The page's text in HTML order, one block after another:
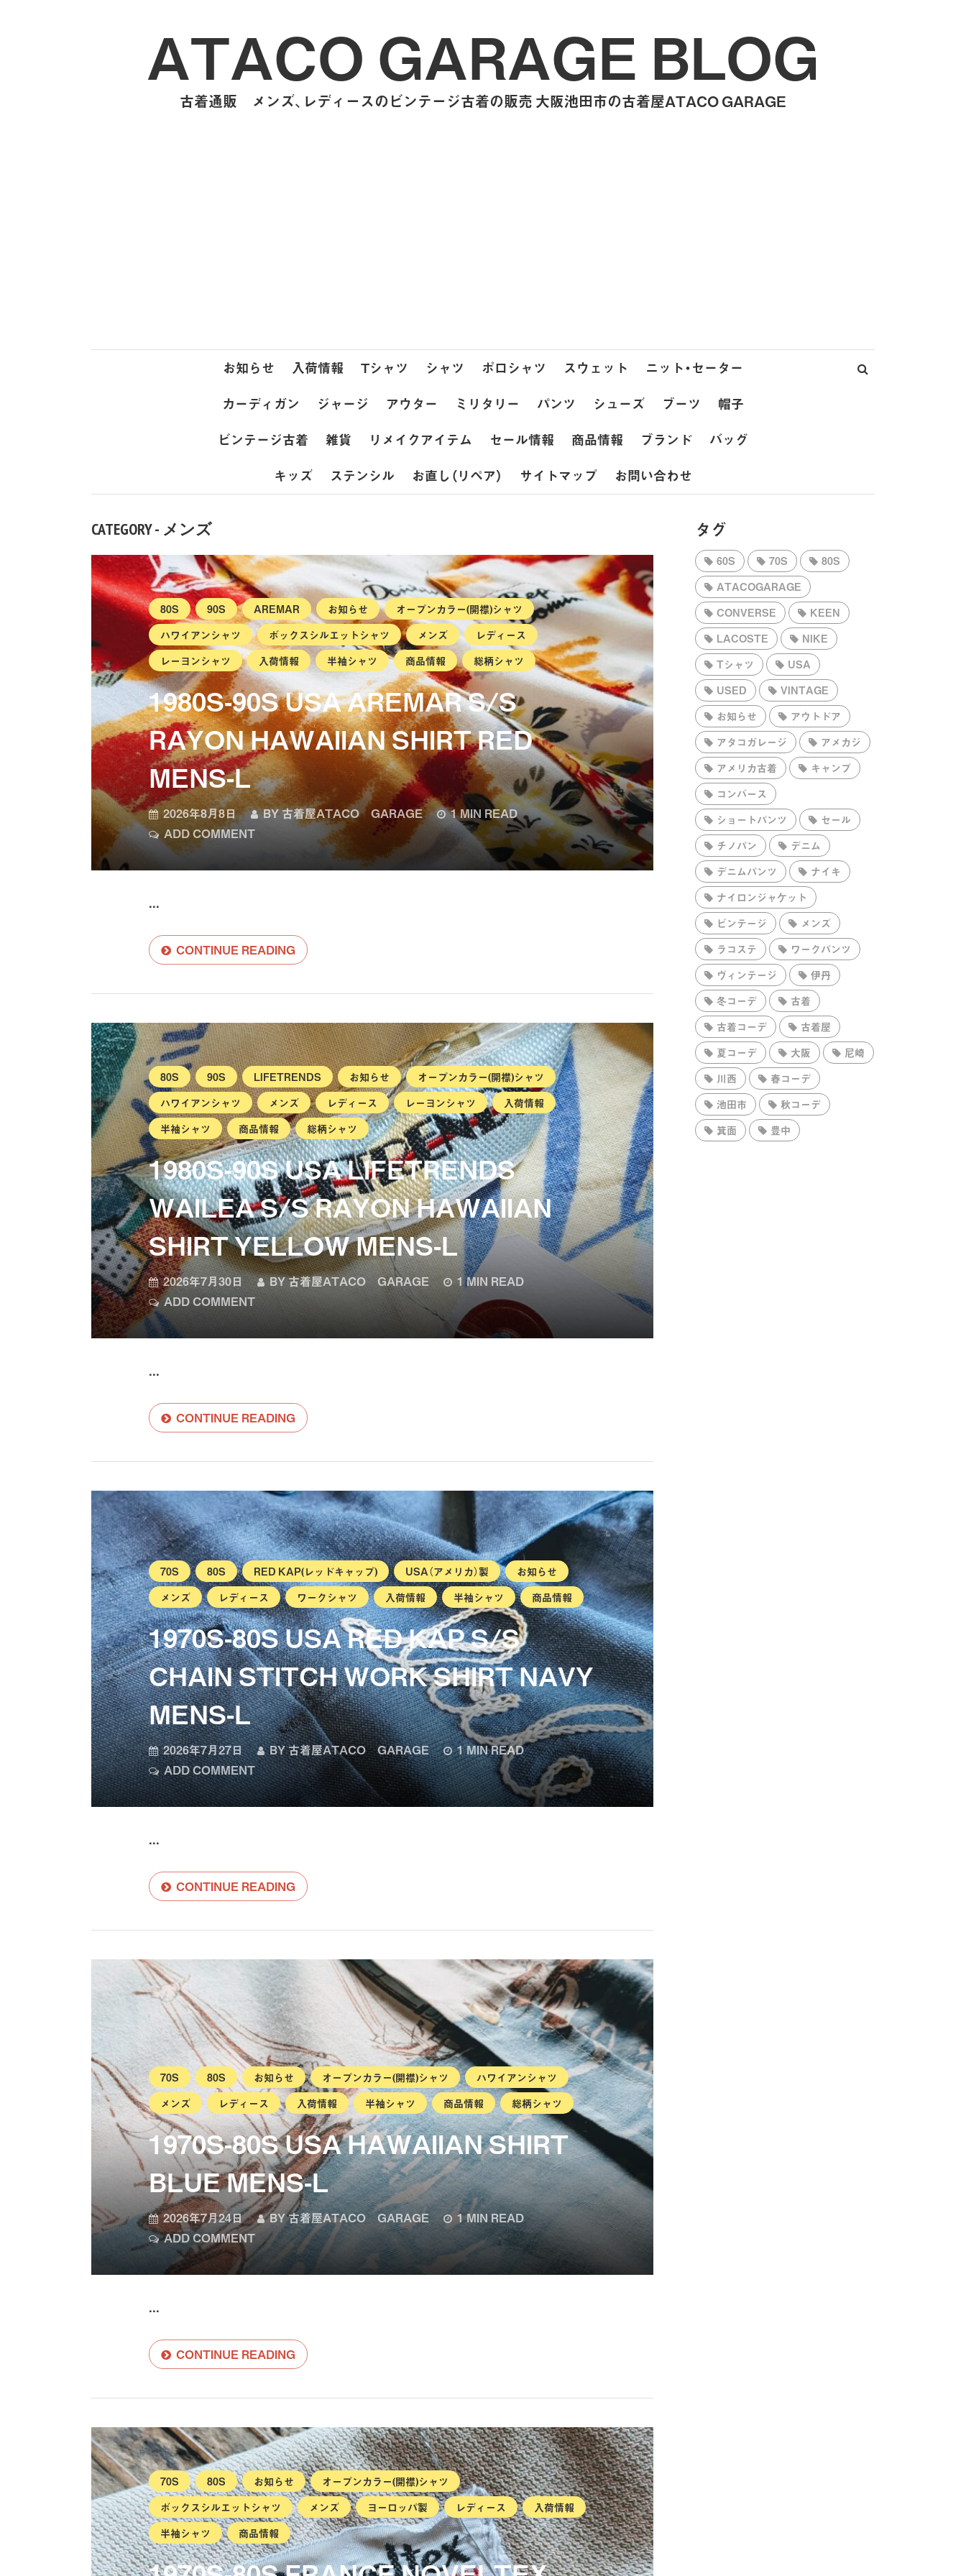
ATACO GARAGE BLOG
古着通販 メンズ、レディースのビンテージ古着の販売 大阪池田市の古着屋ATACO GARAGE
お知らせ 入荷情報 Tシャツ シャツ ポロシャツ スウェット
ニット・セーター
カーディガン
ジャージ アウター ミリタリー パンツ シューズ ブーツ
帽子
ビンテージ古着
雑貨 リメイクアイテム セール情報 商品情報 ブランド
バッグ
キッズ
ステンシル お直し（リペア） サイトマップ お問い合わせ
CATEGORY - メンズ
80S 90S AREMAR お知らせ
オープンカラー(開襟)シャツ
ハワイアンシャツ
ボックスシルエットシャツ メンズ
レディース
レーヨンシャツ
入荷情報 半袖シャツ 商品情報 総柄シャツ
1980S-90S USA AREMAR S/S
RAYON HAWAIIAN SHIRT RED
MENS-L
2026年8月8日 BY古着屋ATACO GARAGE
1 MIN READ
ADD COMMENT
...
CONTINUE READING
80S 90S LIFETRENDS お知らせ
オープンカラー(開襟)シャツ
ハワイアンシャツ
メンズ レディース レーヨンシャツ
入荷情報
半袖シャツ
商品情報 総柄シャツ
1980S-90S USA LIFETRENDS
WAILEA S/S RAYON HAWAIIAN
SHIRT YELLOW MENS-L
2026年7月30日 BY古着屋ATACO GARAGE
1 MIN READ
ADD COMMENT
...
CONTINUE READING
70S 80S RED KAP(レッドキャップ) USA（アメリカ）製
お知らせ
メンズ
レディース ワークシャツ 入荷情報 半袖シャツ 商品情報
1970S-80S USA RED KAP S/S
CHAIN STITCH WORK SHIRT NAVY
MENS-L
2026年7月27日 BY古着屋ATACO GARAGE
1 MIN READ
ADD COMMENT
...
CONTINUE READING
70S 80S お知らせ オープンカラー(開襟)シャツ
ハワイアンシャツ
メンズ
レディース 入荷情報 半袖シャツ 商品情報 総柄シャツ
1970S-80S USA HAWAIIAN SHIRT
BLUE MENS-L
2026年7月24日 BY古着屋ATACO GARAGE
1 MIN READ
ADD COMMENT
...
CONTINUE READING
70S 80S お知らせ
オープンカラー(開襟)シャツ
ボックスシルエットシャツ
メンズ ヨーロッパ製 レディース
入荷情報
半袖シャツ
商品情報
タグ
60S 70S
80S
ATACOGARAGE
CONVERSE
KEEN
LACOSTE
NIKE
Tシャツ
USA
USED
VINTAGE
お知らせ
アウトドア
アタコガレージ
アメカジ
アメリカ古着
キャンプ
コンバース
ショートパンツ
セール
チノパン
デニム
デニムパンツ
ナイキ
ナイロンジャケット
ビンテージ
メンズ
ラコステ
ワークパンツ
ヴィンテージ
伊丹
冬コーデ
古着
古着コーデ
古着屋
夏コーデ
大阪
尼崎
川西
春コーデ
池田市
秋コーデ
箕面
豊中